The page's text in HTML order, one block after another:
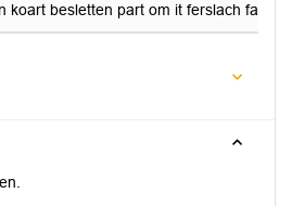
koart besletten part om it ferslach fan it